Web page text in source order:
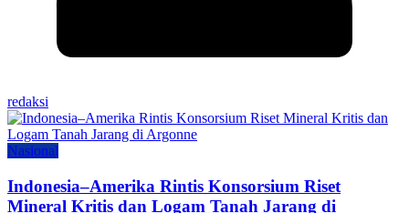
redaksi
Nasional
Indonesia–Amerika Rintis Konsorsium Riset
Mineral Kritis dan Logam Tanah Jarang di